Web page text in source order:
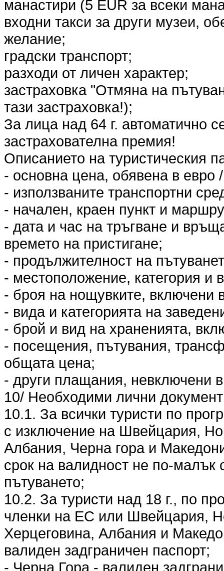
манастири (5 EUR за всеки
входни такси за други музеи,
желание;
градски транспорт;
разходи от личен характер;
застраховка "Отмяна на
тази застраховка!);
За лица над 64 г. автоматично
застрахователна премия!
Описанието на туристическия
- основна цена, обявена в евро
- използваните транспортни
- начален, краен пункт и
- дата и час на тръгване и
времето на пристигане;
- продължителност на
- местоположение, категория и
- броя на нощувките, включени
- вида и категорията на
- брой и вид на храненията,
- посещения, пътувания,
общата цена;
- други плащания, невключени
10/ Необходими лични
10.1. За всички туристи по
с изключение на Швейцария,
Албания, Черна гора и
срок на валидност не по-
пътуването;
10.2. За туристи над 18 г., по
членки на ЕС или Швейцария,
Херцеговина, Албания и
валиден задграничен паспорт;
- Черна Гора - валиден